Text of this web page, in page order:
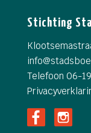
Stichting
info@
Telefoon 06-